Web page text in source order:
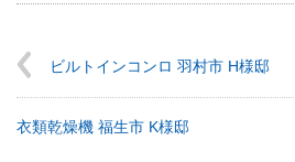
ビルトインコンロ 羽村市 H様邸
衣類乾燥機 福生市 K様邸